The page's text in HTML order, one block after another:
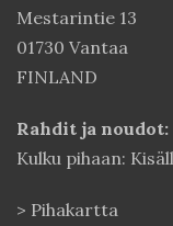
Mestarintie 13
01730 Vantaa
FINLAND
Rahdit ja noudot:
Kulku pihaan:
> Pihakartta